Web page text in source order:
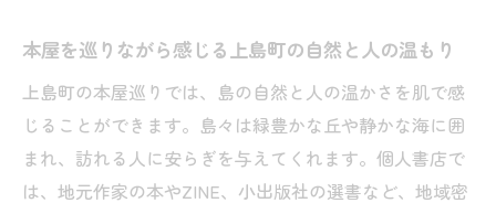
本屋を巡りながら感じる上島町の自然と人の温もり
上島町の本屋巡りでは、島の自然と人の温かさを肌で感
じることができます。島々は緑豊かな丘や静かな海に囲
まれ、訪れる人に安らぎを与えてくれます。個人書店で
は、地元作家の本やZINE、小出版社の選書など、地域密